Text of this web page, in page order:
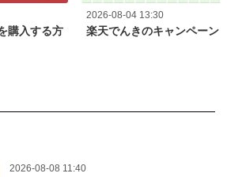
購入する方
2026-08-04 13:30
楽天でんきのキャンペーン
2026-08-08 11:40